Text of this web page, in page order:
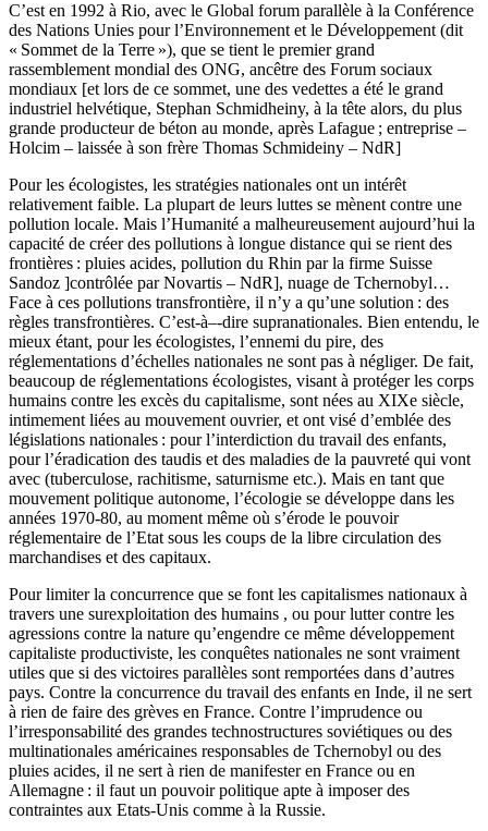
C’est en 1992 à Rio, avec le Global forum parallèle à la Conférence
des Nations Unies pour l’Environnement et le Développement (dit
« Sommet de la Terre »), que se tient le premier grand
rassemblement mondial des ONG, ancêtre des Forum sociaux
mondiaux [et lors de ce sommet, une des vedettes a été le grand
industriel helvétique, Stephan Schmidheiny, à la tête alors, du plus
grande producteur de béton au monde, après Lafague ; entreprise –
Holcim – laissée à son frère Thomas Schmideiny – NdR]
Pour les écologistes, les stratégies nationales ont un intérêt
relativement faible. La plupart de leurs luttes se mènent contre une
pollution locale. Mais l’Humanité a malheureusement aujourd’hui la
capacité de créer des pollutions à longue distance qui se rient des
frontières : pluies acides, pollution du Rhin par la firme Suisse
Sandoz ]contrôlée par Novartis – NdR], nuage de Tchernobyl…
Face à ces pollutions transfrontière, il n’y a qu’une solution : des
règles transfrontières. C’est-à–-dire supranationales. Bien entendu, le
mieux étant, pour les écologistes, l’ennemi du pire, des
réglementations d’échelles nationales ne sont pas à négliger. De fait,
beaucoup de réglementations écologistes, visant à protéger les corps
humains contre les excès du capitalisme, sont nées au XIXe siècle,
intimement liées au mouvement ouvrier, et ont visé d’emblée des
législations nationales : pour l’interdiction du travail des enfants,
pour l’éradication des taudis et des maladies de la pauvreté qui vont
avec (tuberculose, rachitisme, saturnisme etc.). Mais en tant que
mouvement politique autonome, l’écologie se développe dans les
années 1970-80, au moment même où s’érode le pouvoir
réglementaire de l’Etat sous les coups de la libre circulation des
marchandises et des capitaux.
Pour limiter la concurrence que se font les capitalismes nationaux à
travers une surexploitation des humains , ou pour lutter contre les
agressions contre la nature qu’engendre ce même développement
capitaliste productiviste, les conquêtes nationales ne sont vraiment
utiles que si des victoires parallèles sont remportées dans d’autres
pays. Contre la concurrence du travail des enfants en Inde, il ne sert
à rien de faire des grèves en France. Contre l’imprudence ou
l’irresponsabilité des grandes technostructures soviétiques ou des
multinationales américaines responsables de Tchernobyl ou des
pluies acides, il ne sert à rien de manifester en France ou en
Allemagne : il faut un pouvoir politique apte à imposer des
contraintes aux Etats-Unis comme à la Russie.